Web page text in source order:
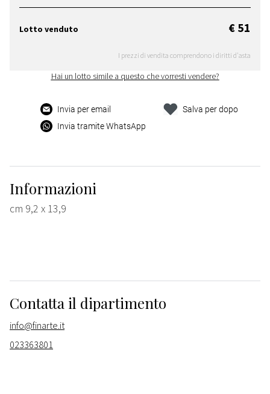
Lotto venduto € 51
I prezzi di vendita comprendono i diritti d'asta
Hai un lotto simile a questo che vorresti vendere?
Invia per email
Invia tramite WhatsApp
Salva per dopo
Informazioni
cm 9,2 x 13,9
Contatta il dipartimento
info@finarte.it
023363801